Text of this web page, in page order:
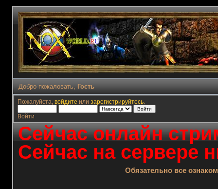
Добро пожаловать, Гость
Пожалуйста, войдите или зарегистрируйтесь.
Войти
Сейчас онлайн
Сейчас на сервере
Обязательно все